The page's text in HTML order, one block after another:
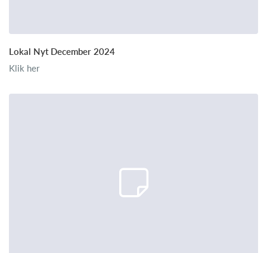
Lokal Nyt December 2024
Klik her